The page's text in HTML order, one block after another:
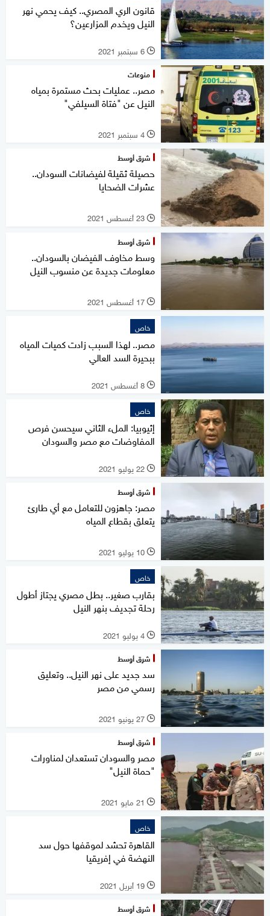
قانون الري المصري.. كيف يحمي نهر
النيل ويخدم المزارعين؟
l 6 سبتمبر 2021
منوعات
مصر.. عمليات بحث مستمرة بمياه
النيل عن "فتاة السيلفي"
l 4 سبتمبر 2021
شرق أوسط
حصيلة ثقيلة لفيضانات السودان..
عشرات الضحايا
l 23 أغسطس 2021
شرق أوسط
وسط مخاوف الفيضان بالسودان..
معلومات جديدة عن منسوب النيل
l 17 أغسطس 2021
خاص
مصر.. لهذا السبب زادت كميات المياه
ببحيرة السد العالي
l 8 أغسطس 2021
خاص
إثيوبيا: الملء الثاني سيحسن فرص
المفاوضات مع مصر والسودان
l 22 يوليو 2021
شرق أوسط
مصر: جاهزون للتعامل مع أي طارئ
يتعلق بقطاع المياه
l 10 يوليو 2021
خاص
بقارب صغير.. بطل مصري يجتاز أطول
رحلة تجديف بنهر النيل
l 4 يوليو 2021
شرق أوسط
سد جديد على نهر النيل.. وتعليق
رسمي من مصر
l 27 يونيو 2021
شرق أوسط
مصر والسودان تستعدان لمناورات
"حماة النيل"
l 21 مايو 2021
خاص
القاهرة تحشد لموقفها حول سد
النهضة في إفريقيا
l 19 أبريل 2021
شرق أوسط